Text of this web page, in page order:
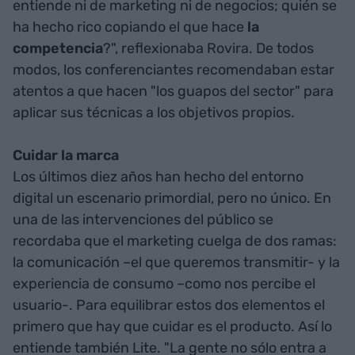
entiende ni de marketing ni de negocios; quién se
ha hecho rico copiando el que hace la
competencia?", reflexionaba Rovira. De todos
modos, los conferenciantes recomendaban estar
atentos a que hacen "los guapos del sector" para
aplicar sus técnicas a los objetivos propios.
Cuidar la marca
Los últimos diez años han hecho del entorno
digital un escenario primordial, pero no único. En
una de las intervenciones del público se
recordaba que el marketing cuelga de dos ramas:
la comunicación –el que queremos transmitir- y la
experiencia de consumo –como nos percibe el
usuario-. Para equilibrar estos dos elementos el
primero que hay que cuidar es el producto. Así lo
entiende también Lite. "La gente no sólo entra a